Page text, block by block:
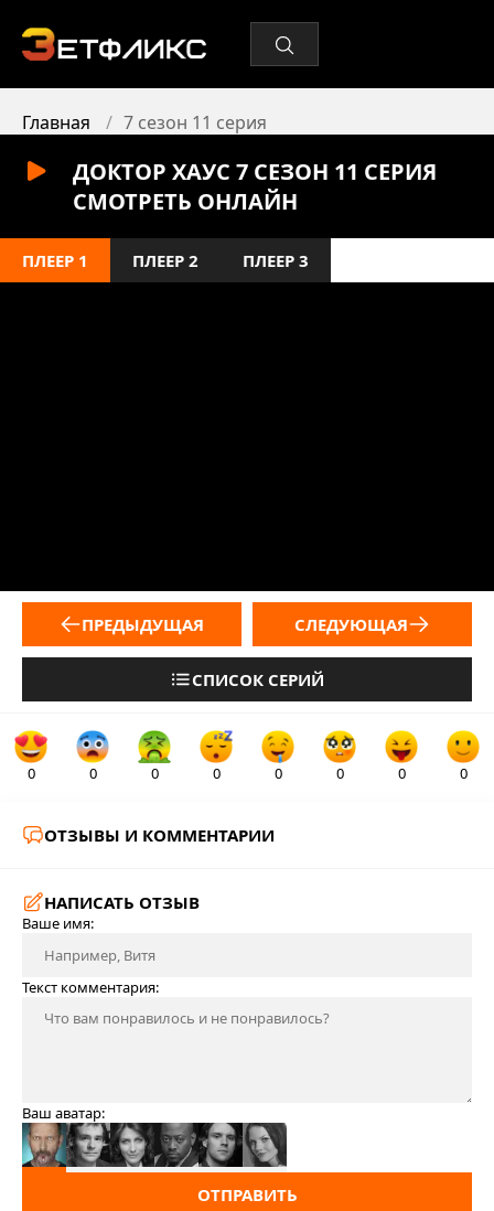
Главная 7 сезон 11 серия
ДОКТОР ХАУС 7 СЕЗОН 11 СЕРИЯ
СМОТРЕТЬ ОНЛАЙН
ПЛЕЕР 1 ПЛЕЕР 2 ПЛЕЕР 3
ПРЕДЫДУЩАЯ
СПИСОК СЕРИЙ
СЛЕДУЮЩАЯ
0 0 0 0 0 0 0 0
ОТЗЫВЫ И КОММЕНТАРИИ
НАПИСАТЬ ОТЗЫВ
Ваше имя:
Текст комментария:
Ваш аватар:
ОТПРАВИТЬ